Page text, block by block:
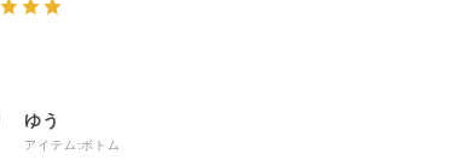
ゆう
アイテム:ボトム